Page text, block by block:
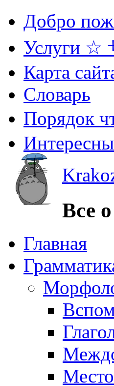
Добро
Услуги ☆
Карта
Словарь
Порядок
Все
Главная